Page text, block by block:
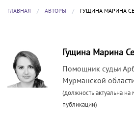
ГЛАВНАЯ АВТОРЫ ГУЩИНА МАРИНА
Гущина Марина
Помощник судьи
Мурманской
(должность актуальна
публикации)